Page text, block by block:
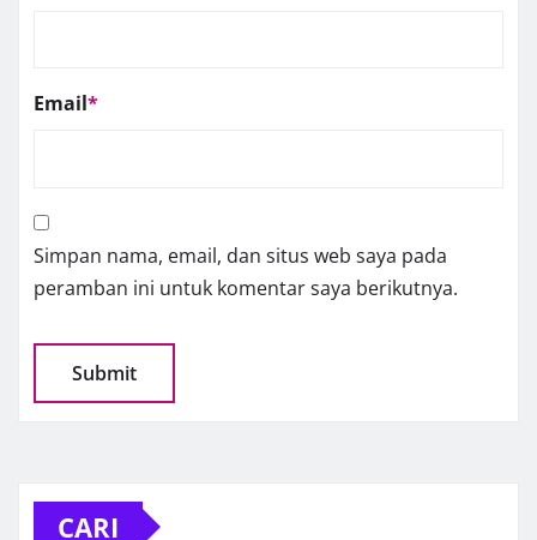
Email*
Simpan nama, email, dan situs web saya pada
peramban ini untuk komentar saya berikutnya.
CARI